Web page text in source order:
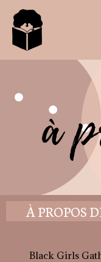
À PROPOS
Black Girls